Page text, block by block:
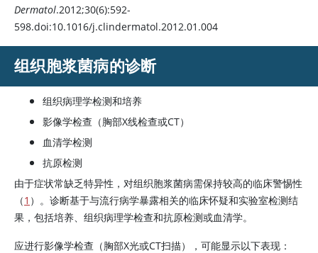
Dermatol.2012;30(6):592-
598.doi:10.1016/j.clindermatol.2012.01.004
组织胞浆菌病的诊断
组织病理学检测和培养
影像学检查（胸部X线检查或CT）
血清学检测
抗原检测
由于症状常缺乏特异性，对组织胞浆菌病需保持较高的临床警惕性
（1 ）。诊断基于与流行病学暴露相关的临床怀疑和实验室检测结
果，包括培养、组织病理学检查和抗原检测或血清学。
应进行影像学检查（胸部X光或CT扫描），可能显示以下表现：